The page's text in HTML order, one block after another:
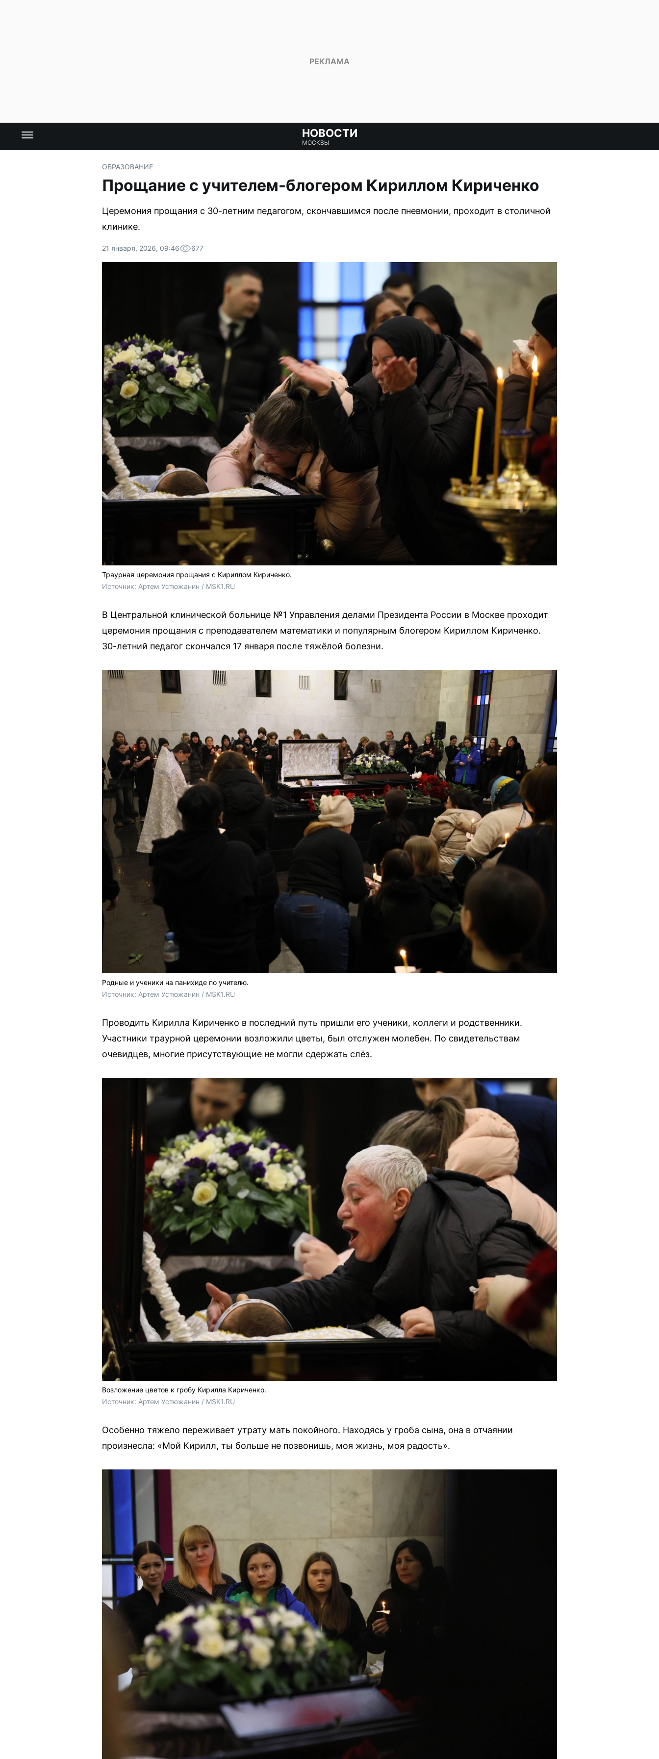
НОВОСТИ
МОСКВЫ
ОБРАЗОВАНИЕ
Прощание с учителем-блогером Кириллом Кириченко
Церемония прощания с 30-летним педагогом, скончавшимся после пневмонии, проходит в столичной
клинике.
21 января, 2026, 09:46 677
Траурная церемония прощания с Кириллом Кириченко.
Источник: Артем Устюжанин / MSK1.RU
В Центральной клинической больнице №1 Управления делами Президента России в Москве проходит
церемония прощания с преподавателем математики и популярным блогером Кириллом Кириченко.
30-летний педагог скончался 17 января после тяжёлой болезни.
Родные и ученики на панихиде по учителю.
Источник: Артем Устюжанин / MSK1.RU
Проводить Кирилла Кириченко в последний путь пришли его ученики, коллеги и родственники.
Участники траурной церемонии возложили цветы, был отслужен молебен. По свидетельствам
очевидцев, многие присутствующие не могли сдержать слёз.
Возложение цветов к гробу Кирилла Кириченко.
Источник: Артем Устюжанин / MSK1.RU
Особенно тяжело переживает утрату мать покойного. Находясь у гроба сына, она в отчаянии
произнесла: «Мой Кирилл, ты больше не позвонишь, моя жизнь, моя радость».